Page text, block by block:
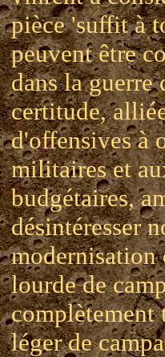
pièce 'suffit à
peuvent être
dans la guerre
certitude,
d'offensives à
militaires et
budgétaires,
désintéresser
lourde de
complètement
léger de